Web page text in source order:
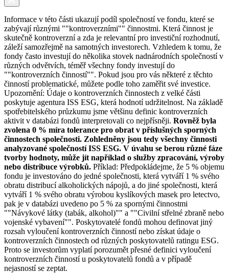
Informace v této části ukazují podíl společností ve fondu, které se
zabývají různými ""kontroverzními"" činnostmi. Která činnost je
skutečně kontroverzní a zda je relevantní pro investiční rozhodnutí,
záleží samozřejmě na samotných investorech. Vzhledem k tomu, že
fondy často investují do několika stovek nadnárodních společností v
různých odvětvích, téměř všechny fondy investují do
""kontroverzních činností"". Pokud jsou pro vás některé z těchto
činností problematické, můžete podle toho zaměřit své investice.
Upozornění: Údaje o kontroverzních činnostech z velké části
poskytuje agentura ISS ESG, která hodnotí udržitelnost. Na základě
spotřebitelského průzkumu jsme většinu definic kontroverzních
aktivit v databázi fondů interpretovali co nejpřísněji. Rovněž byla
zvolena 0 % míra tolerance pro obrat v příslušných sporných
činnostech společnosti. Zohledněny jsou tedy všechny činnosti
analyzované společností ISS ESG. V úvahu se berou různé fáze
tvorby hodnoty, může jít například o služby zpracování, výroby
nebo distribuce výrobků. Příklad: Předpokládejme, že 5 % objemu
fondu je investováno do jedné společnosti, která vytváří 1 % svého
obratu distribucí alkoholických nápojů, a do jiné společnosti, která
vytváří 1 % svého obratu výrobou kyslíkových masek pro letectvo,
pak je v databázi uvedeno po 5 % za spornými činnostmi
""Návykové látky (tabák, alkohol)"" a ""Civilní střelné zbraně nebo
vojenské vybavení"". Poskytovatelé fondů mohou definovat jiný
rozsah vyloučení kontroverzních činností nebo získat údaje o
kontroverzních činnostech od různých poskytovatelů ratingu ESG.
Proto se investorům vyplatí porozumět přesné definici vyloučení
kontroverzních činností u poskytovatelů fondů a v případě
nejasností se zeptat.